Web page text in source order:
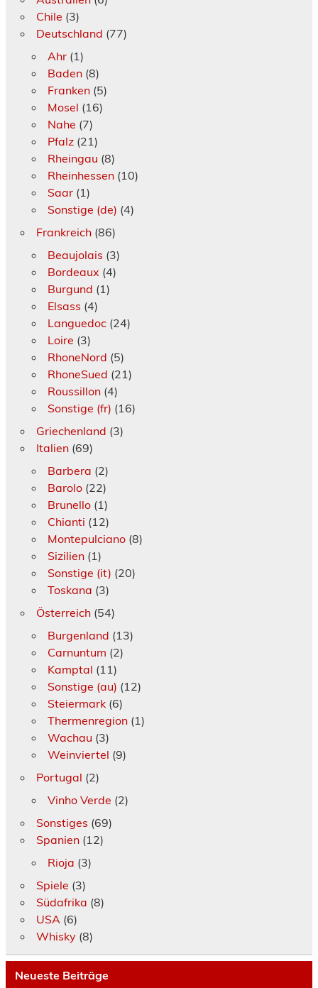
Chile (3)
Deutschland (77)
Ahr(1)
Baden(8)
Franken(5)
Mosel (16)
Nahe (7)
Pfalz(21)
Rheingau (8)
Rheinhessen(10)
Saar(1)
Sonstige (de) (4)
Frankreich(86)
Beaujolais (3)
Bordeaux (4)
Burgund (1)
Elsass (4)
Languedoc(24)
Loire (3)
RhoneNord (5)
RhoneSued (21)
Roussillon(4)
Sonstige (fr) (16)
Griechenland (3)
Italien(69)
Barbera (2)
Barolo(22)
Brunello(1)
Chianti (12)
Montepulciano(8)
Sizilien(1)
Sonstige (it) (20)
Toskana (3)
Österreich(54)
Burgenland (13)
Carnuntum (2)
Kamptal (11)
Sonstige (au) (12)
Steiermark(6)
Thermenregion(1)
Wachau (3)
Weinviertel (9)
Portugal (2)
Vinho Verde (2)
Sonstiges (69)
Spanien(12)
Rioja (3)
Spiele (3)
Südafrika (8)
USA(6)
Whisky(8)
Neueste Beiträge